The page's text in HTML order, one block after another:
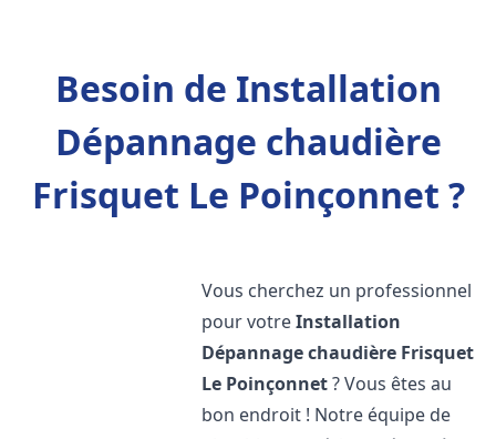
Besoin de Installation
Dépannage chaudière
Frisquet Le Poinçonnet ?
Vous cherchez un professionnel
pour votreInstallation
Dépannage chaudière Frisquet
Le Poinçonnet? Vous êtes au
bon endroit ! Notre équipe de